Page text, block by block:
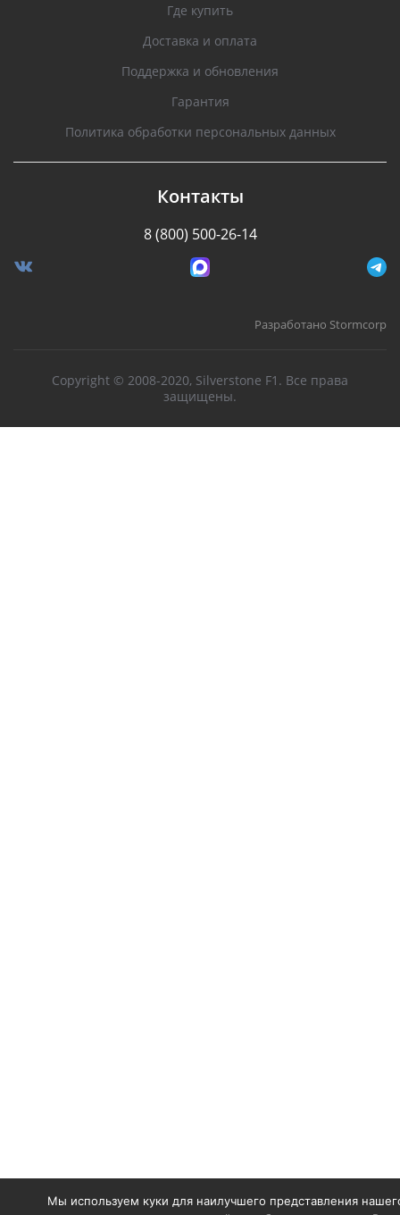
Где купить
Доставка и оплата
Поддержка и обновления
Гарантия
Политика обработки персональных данных
Контакты
8 (800) 500-26-14
Разработано Stormcorp
Copyright © 2008-2020, Silverstone F1. Все права
защищены.
Мы используем куки для наилучшего представления